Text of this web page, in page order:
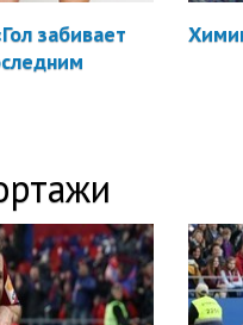
забивает